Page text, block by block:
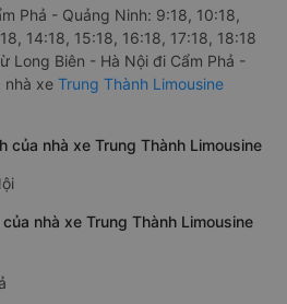
Phả - Quảng Ninh: 9:18, 10:18,
14:18, 15:18, 16:18, 17:18, 18:18
Long Biên - Hà Nội đi Cẩm Phả -
nhà xe Trung Thành Limousine
của nhà xe Trung Thành Limousine
nhà xe Trung Thành Limousine